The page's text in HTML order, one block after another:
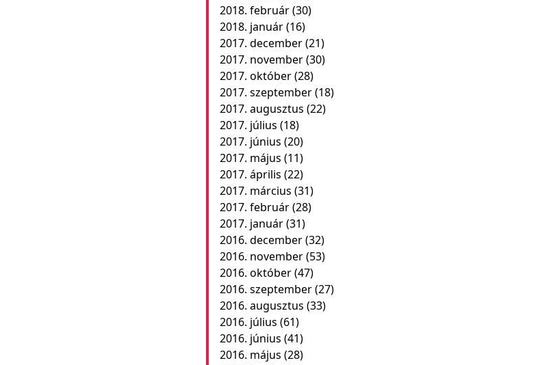
2018. február(30)
2018. január(16)
2017. december(21)
2017. november(30)
2017. október(28)
2017. szeptember(18)
2017. augusztus (22)
2017. július (18)
2017. június (20)
2017. május (11)
2017. április (22)
2017. március (31)
2017. február(28)
2017. január(31)
2016. december(32)
2016. november(53)
2016. október(47)
2016. szeptember(27)
2016. augusztus (33)
2016. július (61)
2016. június (41)
2016. május (28)